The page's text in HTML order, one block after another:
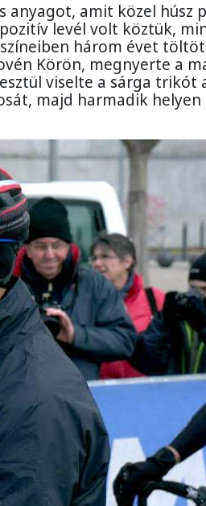
anyagot, amit közel húsz
levél volt köztük,
három évet
Körön, megnyerte a
viselte a sárga trikót
majd harmadik helyen